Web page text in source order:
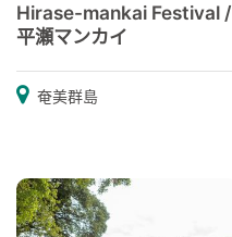
Hirase-mankai Festival /
平瀬マンカイ
奄美群島